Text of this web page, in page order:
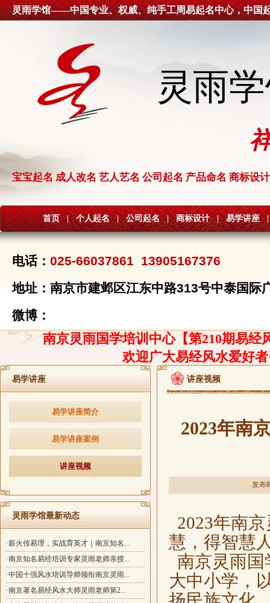
灵雨学馆——中国专业、权威、纯手工周易起名中心，中国
灵雨
宝宝起名 成人改名 艺人艺名 公司起名 产品命名 商标设计
首页 | 个人起名 | 公司起名 | 商标设计 | 易学讲座 |
电话： 025-66037861 13905167376
地址：南京市建邺区江东中路313号中泰国际
微博：
南京灵雨国学培训中心【第210期易经
欢迎广大易经风水爱好
易学讲座
易学讲座简介
易学讲座案例
讲座视频
灵雨学馆最新动态
·薪火传易理，实战育英才｜南京知名...
·南京知名易经培训专家灵雨老师亲授...
·中国十强风水培训导师领衔南京灵雨...
·南京著名易经风水大师灵雨老师第2...
讲座视频
2023年南
发布
2023年南
慧，得智慧
南京灵雨
大中小学，